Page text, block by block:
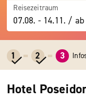
Reisezeitraum
07.08. -14.11. / ab 7 Tage
1 2 3
Hotel